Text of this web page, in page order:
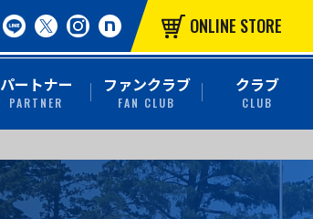
ONLINE STORE
パートナー
PARTNER
ファンクラブ
FAN CLUB
クラブ
CLUB